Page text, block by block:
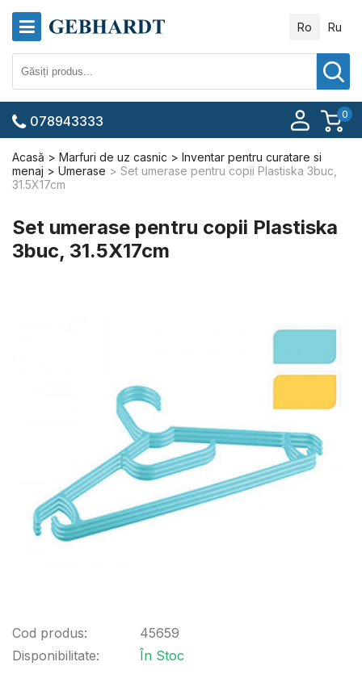
Ro Ru
0
078943333
Acasă Marfuri de uz casnic
Inventar pentru curatare si
menaj
Umerase
Set umerase pentru copii Plastiska 3buc,
31.5X17cm
Set umerase pentru copii Plastiska
3buc, 31.5X17cm
Cod produs:
Disponibilitate:
45659
În Stoc